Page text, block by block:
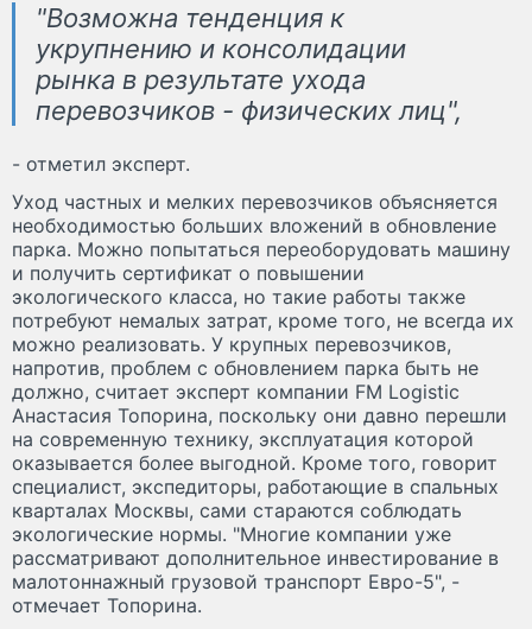
"Возможна тенденция к
укрупнению и консолидации
рынка в результате ухода
перевозчиков - физических лиц",
- отметил эксперт.
Уход частных и мелких перевозчиков объясняется
необходимостью больших вложений в обновление
парка. Можно попытаться переоборудовать машину
и получить сертификат о повышении
экологического класса, но такие работы также
потребуют немалых затрат, кроме того, не всегда их
можно реализовать. У крупных перевозчиков,
напротив, проблем с обновлением парка быть не
должно, считает эксперт компании FM Logistic
Анастасия Топорина, поскольку они давно перешли
на современную технику, эксплуатация которой
оказывается более выгодной. Кроме того, говорит
специалист, экспедиторы, работающие в спальных
кварталах Москвы, сами стараются соблюдать
экологические нормы. "Многие компании уже
рассматривают дополнительное инвестирование в
малотоннажный грузовой транспорт Евро-5", -
отмечает Топорина.